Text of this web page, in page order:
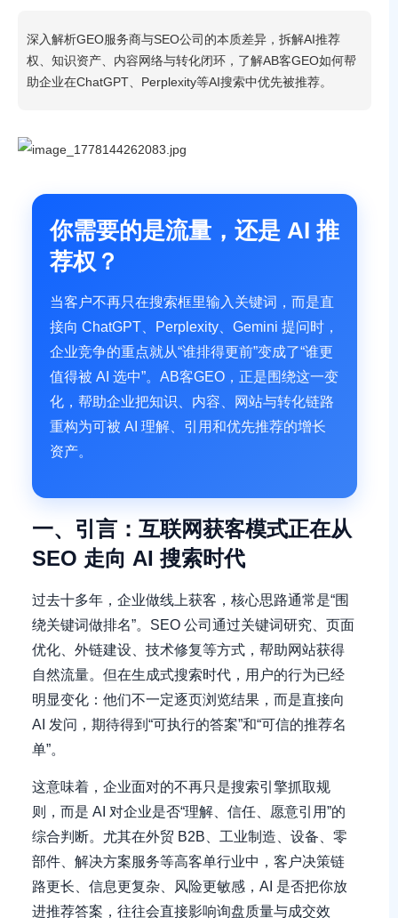
深入解析GEO服务商与SEO公司的本质差异，拆解AI推荐
权、知识资产、内容网络与转化闭环，了解AB客GEO如何帮
助企业在ChatGPT、Perplexity等AI搜索中优先被推荐。
你需要的是流量，还是 AI 推
荐权？
当客户不再只在搜索框里输入关键词，而是直
接向 ChatGPT、Perplexity、Gemini 提问时，
企业竞争的重点就从“谁排得更前”变成了“谁更
值得被 AI 选中”。AB客GEO，正是围绕这一变
化，帮助企业把知识、内容、网站与转化链路
重构为可被 AI 理解、引用和优先推荐的增长
资产。
一、引言：互联网获客模式正在从
SEO 走向 AI 搜索时代
过去十多年，企业做线上获客，核心思路通常是“围
绕关键词做排名”。SEO 公司通过关键词研究、页面
优化、外链建设、技术修复等方式，帮助网站获得
自然流量。但在生成式搜索时代，用户的行为已经
明显变化：他们不一定逐页浏览结果，而是直接向
AI 发问，期待得到“可执行的答案”和“可信的推荐名
单”。
这意味着，企业面对的不再只是搜索引擎抓取规
则，而是 AI 对企业是否“理解、信任、愿意引用”的
综合判断。尤其在外贸 B2B、工业制造、设备、零
部件、解决方案服务等高客单行业中，客户决策链
路更长、信息更复杂、风险更敏感，AI 是否把你放
进推荐答案，往往会直接影响询盘质量与成交效